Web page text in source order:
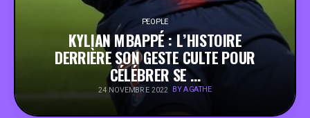
BONS PLANS
SOUTENEZ KULTT
PEOPLE
KYLIAN MBAPPÉ : L’HISTOIRE
DERRIÈRE SON GESTE CULTE POUR
CÉLÉBRER SE …
24 NOVEMBRE 2022 BY AGATHE